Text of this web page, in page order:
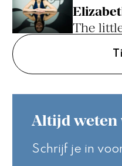
The
Altijd weten
Schrijf je in